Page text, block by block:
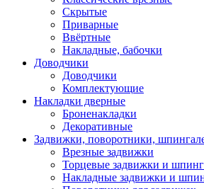
Скрытые
Приварные
Ввёртные
Накладные, бабочки
Доводчики
Доводчики
Комплектующие
Накладки дверные
Броненакладки
Декоративные
Задвижки, поворотники,
Врезные задвижки
Торцевые задвижки и
Накладные задвижки и